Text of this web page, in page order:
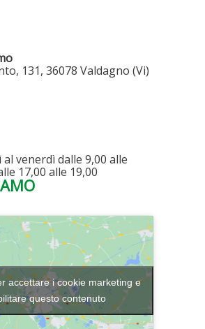
131, 36078 Valdagno (Vi)
venerdì dalle 9,00 alle
17,00 alle 19,00
accettare i cookie marketing e
questo contenuto